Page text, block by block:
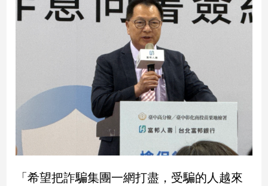
子/
感
創
電
影
推
「希望把詐騙集團一網打盡，受騙的人越來